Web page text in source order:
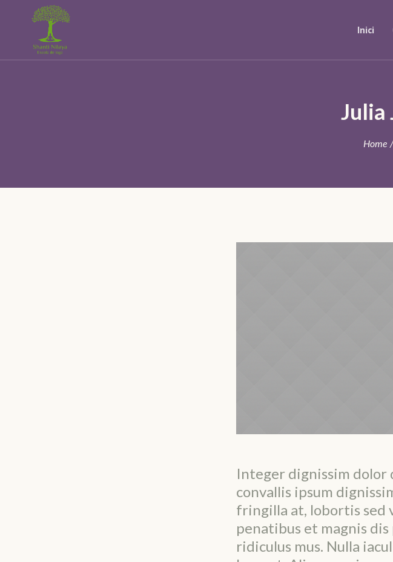
Inici
Julia
Home
Integer dignissim dolor
convallis ipsum
fringilla at, lobortis sed
penatibus et magnis
ridiculus mus. Nulla